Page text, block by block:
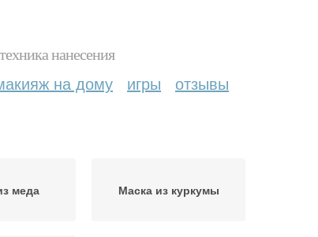
нанесения
на дому игры отзывы
меда Маска из куркумы